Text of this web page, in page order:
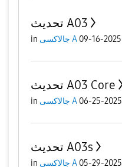
تحديث A03
in جالاكسى A 09-16-2025
تحديث A03 Core
in جالاكسى A 06-25-2025
تحديث A03s
in جالاكسى A 05-29-2025